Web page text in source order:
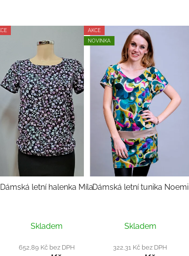
Dámská letní halenka Míla
Skladem
652,89 Kč bez DPH
AKCE
NOVINKA
Dámská letní tunika Noemi
hodnocení
produktu
Skladem
322,31 Kč bez DPH